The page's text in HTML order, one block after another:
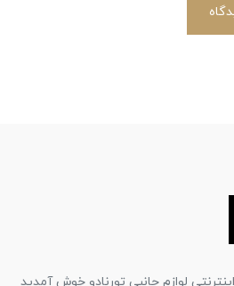
لوازم جانبی تورنادو خوش آمدید